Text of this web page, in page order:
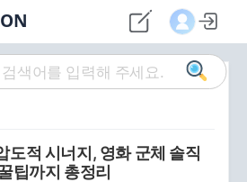
도적 시너지, 영화 군체 솔직
팁까지 총정리